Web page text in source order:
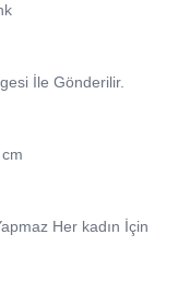
İle Gönderilir.
Her kadın İçin